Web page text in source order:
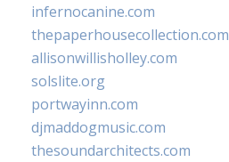
infernocanine.com
thepaperhousecollection.com
allisonwillisholley.com
solslite.org
portwayinn.com
djmaddogmusic.com
thesoundarchitects.com